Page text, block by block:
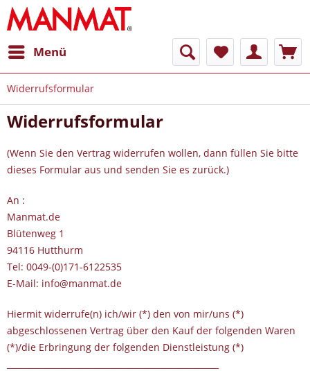
Menü
Widerrufsformular
Widerrufsformular
(Wenn Sie den Vertrag widerrufen wollen, dann füllen Sie bitte
dieses Formular aus und senden Sie es zurück.)
An :
Manmat.de
Blütenweg 1
94116 Hutthurm
Tel: 0049-(0)171-6122535
E-Mail: info@manmat.de
Hiermit widerrufe(n) ich/wir (*) den von mir/uns (*)
abgeschlossenen Vertrag über den Kauf der folgenden Waren
(*)/die Erbringung der folgenden Dienstleistung (*)